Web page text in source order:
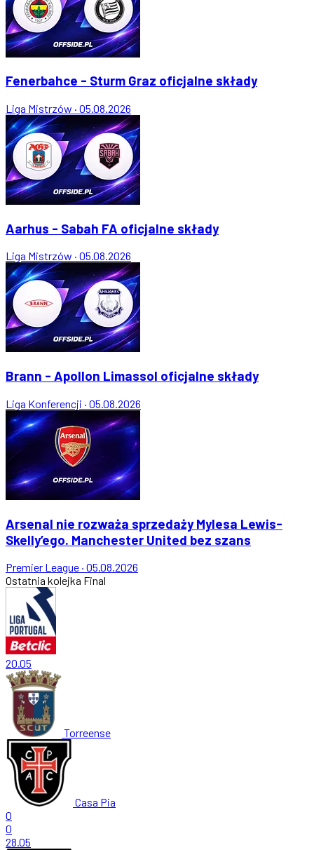
Fenerbahce - Sturm Graz oficjalne składy
Liga Mistrzów · 05.08.2026
Aarhus - Sabah FA oficjalne składy
Liga Mistrzów · 05.08.2026
Brann - Apollon Limassol oficjalne składy
Liga Konferencji · 05.08.2026
Arsenal nie rozważa sprzedaży Mylesa Lewis-
Skelly’ego. Manchester United bez szans
Premier League · 05.08.2026
Ostatnia kolejka Final
20.05
Torreense
Casa Pia
0
0
28.05